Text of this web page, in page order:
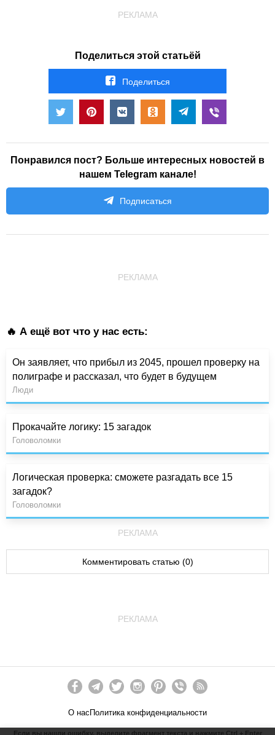
РЕКЛАМА
Поделиться этой статьёй
Поделиться
Понравился пост? Больше интересных новостей в
нашем Telegram канале!
Подписаться
РЕКЛАМА
🔥 А ещё вот что у нас есть:
Он заявляет, что прибыл из 2045, прошел проверку на
полиграфе и рассказал, что будет в будущем
Люди
Прокачайте логику: 15 загадок
Головоломки
Логическая проверка: сможете разгадать все 15
загадок?
Головоломки
РЕКЛАМА
Комментировать статью (0)
РЕКЛАМА
О нас Политика конфиденциальности
Если вы нашли ошибку, выделите фрагмент текста и нажмите Ctrl + Enter